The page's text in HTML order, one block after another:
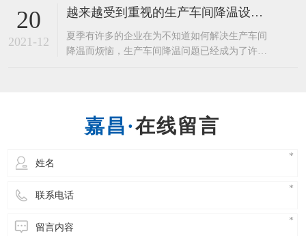
了节约成本都选择低价产品，下面嘉昌通风小编
就为大家介绍几个选购优品质节能环保空调的小
技巧给大家。1、看外型。外型越光洁、美观的产
品，其应用的模具精密度就越高。2
20
2021-12
越来越受到重视的生产车间降温设备——东莞环保空调
​夏季有许多的企业在为不知道如何解决生产车间
降温而烦恼，生产车间降温问题已经成为了许多
度左右，温度可以自由调节，温度非常的均匀，
在线留言